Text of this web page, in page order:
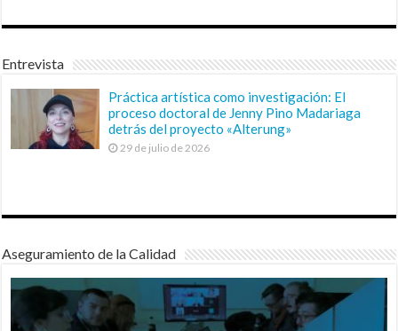
Entrevista
Práctica artística como investigación: El
proceso doctoral de Jenny Pino Madariaga
detrás del proyecto «Alterung»
29 de julio de 2026
Aseguramiento de la Calidad